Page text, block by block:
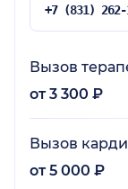
Вызов
от 3 300 ₽
Вызов
от 5 000 ₽